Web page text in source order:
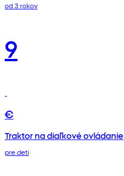
od 3 rokov
9
€
Traktor na diaľkové ovládanie
pre deti